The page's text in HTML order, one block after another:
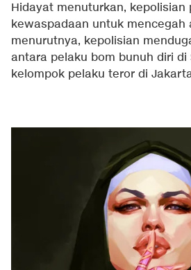
Hidayat menuturkan, kepolisian
kewaspadaan untuk mencegah
menurutnya, kepolisian
antara pelaku bom bunuh diri di
kelompok pelaku teror di